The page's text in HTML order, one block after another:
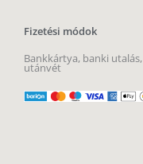
Fizetési módok
Bankkártya, banki utalás,
utánvét